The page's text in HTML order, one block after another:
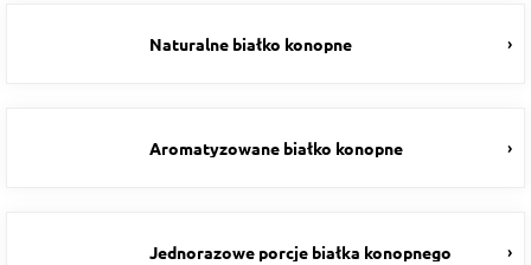
Naturalne białko konopne
Aromatyzowane białko konopne
Jednorazowe porcje białka konopnego